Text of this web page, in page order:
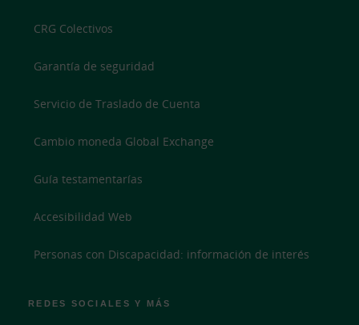
CRG Colectivos
Garantía de seguridad
Servicio de Traslado de Cuenta
Cambio moneda Global Exchange
Guía testamentarías
Accesibilidad Web
Personas con Discapacidad: información de interés
REDES SOCIALES Y MÁS